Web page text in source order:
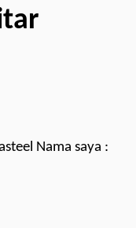
Nama saya :